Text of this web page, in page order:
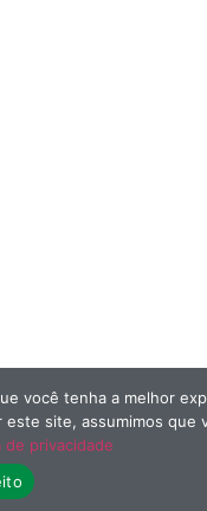
você tenha a melhor
site, assumimos que
de privacidade